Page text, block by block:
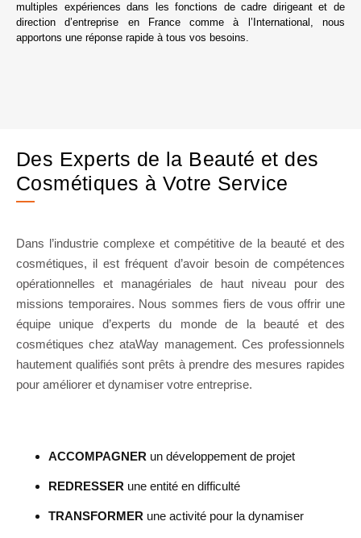
multiples expériences dans les fonctions de cadre dirigeant et de
direction d’entreprise en France comme à l’International, nous
apportons une réponse rapide à tous vos besoins.
Des Experts de la Beauté et des
Cosmétiques à Votre Service
Dans l’industrie complexe et compétitive de la beauté et des
cosmétiques, il est fréquent d’avoir besoin de compétences
opérationnelles et managériales de haut niveau pour des
missions temporaires. Nous sommes fiers de vous offrir une
équipe unique d’experts du monde de la beauté et des
cosmétiques chez ataWay management. Ces professionnels
hautement qualifiés sont prêts à prendre des mesures rapides
pour améliorer et dynamiser votre entreprise.
ACCOMPAGNER un développement de projet
REDRESSER une entité en difficulté
TRANSFORMER une activité pour la dynamiser